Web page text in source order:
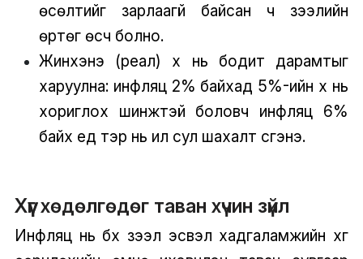
өсөлтийг зарлаагүй байсан ч зээлийн
өртөг өсч болно.
Жинхэнэ (реал) хүү нь бодит дарамтыг
харуулна: инфляц 2% байхад 5%-ийн хүү нь
хориглох шинжтэй боловч инфляц 6%
байх үед тэр нь илүү сул шахалт үүсгэнэ.
Хүүг хөдөлгөдөг таван хүчин зүйл
Инфляц нь бүх зээл эсвэл хадгаламжийн хүүг